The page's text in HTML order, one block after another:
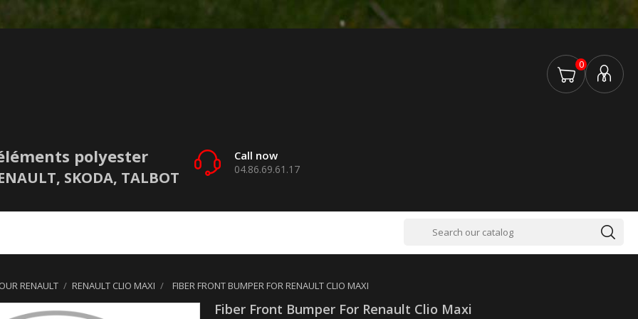
polyester
SKODA, TALBOT
Call now
04.86.69.61.17
0
RENAULT RENAULT CLIO MAXI FIBER FRONT BUMPER FOR RENAULT CLIO MAXI
Fiber Front Bumper For Renault Clio Maxi